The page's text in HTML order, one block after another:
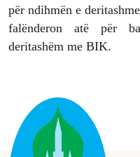
për ndihmën e
falënderon atë për
deritashëm me BIK.